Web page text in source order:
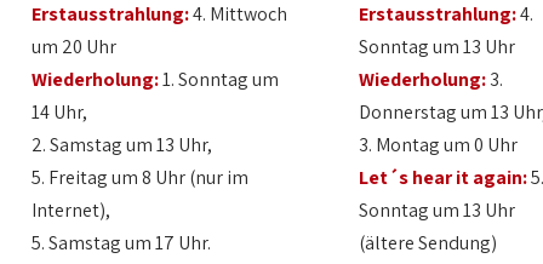
Erstausstrahlung:4. Mittwoch
um 20 Uhr
Wiederholung:1. Sonntag um
14 Uhr,
2. Samstag um 13 Uhr,
5. Freitag um 8 Uhr (nur im
Internet),
5. Samstag um 17 Uhr.
Erstausstrahlung:4.
Sonntag um 13 Uhr
Wiederholung:3.
Donnerstag um 13
3. Montag um 0 Uhr
Let´s hear it again:
Sonntag um 13 Uhr
(ältere Sendung)